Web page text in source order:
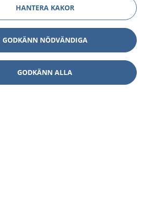
HANTERA KAKOR
GODKÄNN NÖDVÄNDIGA
GODKÄNN ALLA